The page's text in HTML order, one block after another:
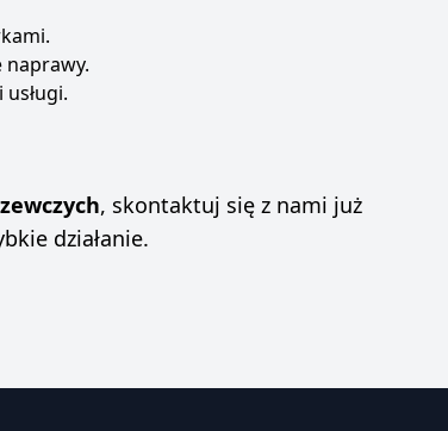
naprawy.
, skontaktuj się z nami już
działanie.